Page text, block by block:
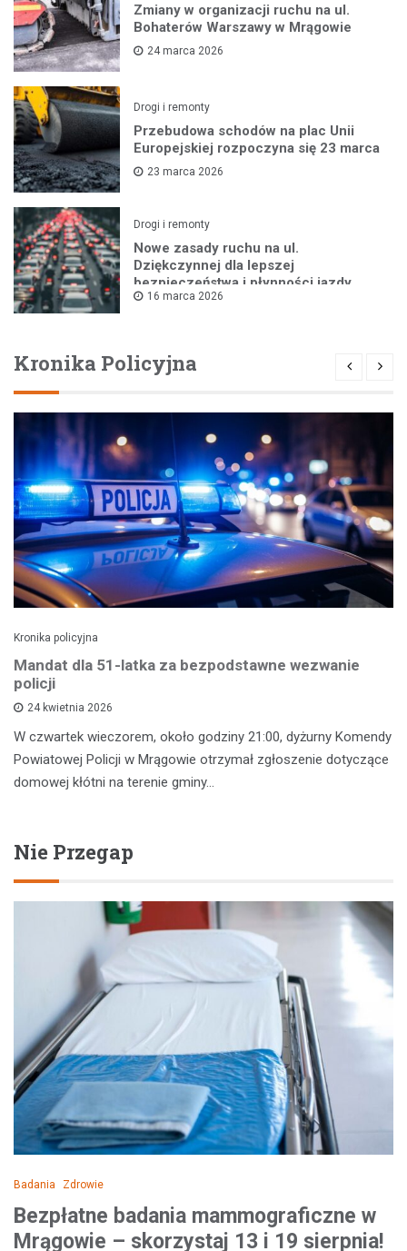
Zmiany w organizacji ruchu na ul.
Bohaterów Warszawy w Mrągowie
24 marca 2026
Drogi i remonty
Przebudowa schodów na plac Unii
Europejskiej rozpoczyna się 23 marca
23 marca 2026
Drogi i remonty
Nowe zasady ruchu na ul.
Dziękczynnej dla lepszej
bezpieczeństwa i płynności jazdy
16 marca 2026
Kronika Policyjna
Kronika policyjna
Mandat dla 51-latka za bezpodstawne wezwanie
policji
24 kwietnia 2026
W czwartek wieczorem, około godziny 21:00, dyżurny Komendy
Powiatowej Policji w Mrągowie otrzymał zgłoszenie dotyczące
domowej kłótni na terenie gminy…
Nie Przegap
Badania Zdrowie
Bezpłatne badania mammograficzne w
Mrągowie – skorzystaj 13 i 19 sierpnia!